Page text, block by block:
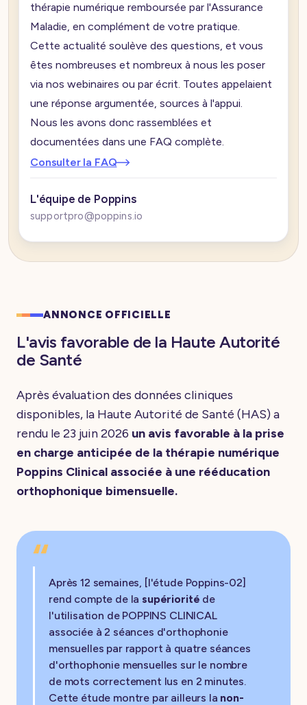
thérapie numérique remboursée par l'Assurance
Maladie, en complément de votre pratique.
Cette actualité soulève des questions, et vous
êtes nombreuses et nombreux à nous les poser
via nos webinaires ou par écrit. Toutes appelaient
une réponse argumentée, sources à l'appui.
Nous les avons donc rassemblées et
documentées dans une FAQ complète.
Consulter la FAQ
L'équipe de Poppins
supportpro@poppins.io
ANNONCE OFFICIELLE
L'avis favorable de la Haute Autorité
de Santé
Après évaluation des données cliniques
disponibles, la Haute Autorité de Santé (HAS) a
rendu le 23 juin 2026 un avis favorable à la prise
en charge anticipée de la thérapie numérique
Poppins Clinical associée à une rééducation
orthophonique bimensuelle.
“
Après 12 semaines, [l'étude Poppins-02]
rend compte de lasupériorité de
l'utilisation de POPPINS CLINICAL
associée à 2 séances d'orthophonie
mensuelles par rapport à quatre séances
d'orthophonie mensuelles sur le nombre
de mots correctement lus en 2 minutes.
Cette étude montre par ailleurs la non-